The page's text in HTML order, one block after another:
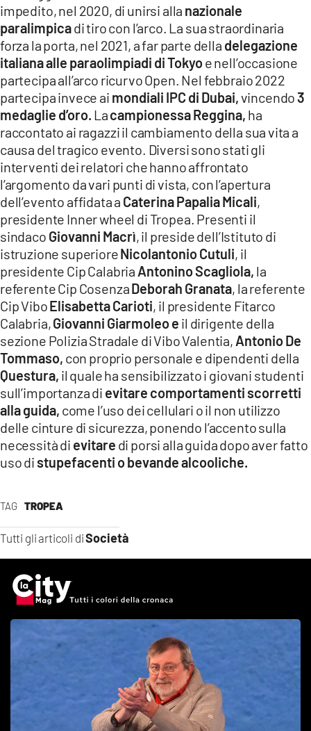
ILREGGINO.IT
COSENZACHANNEL.IT
ILVIBONESE.IT
CATANZAROCHANNEL.IT
LACAPITALENEWS.IT
App
ANDROID
APPLE
TAG TROPEA
Tutti gli articoli diSocietà
impedito, nel 2020, di unirsi alla nazionale
paralimpicadi tiro con l’arco. La sua straordinaria
forza la porta, nel 2021, a far parte della delegazione
italiana alle paraolimpiadi di Tokyoe nell’occasione
partecipa all’arco ricurvo Open. Nel febbraio 2022
partecipa invece ai mondiali IPC di Dubai,vincendo3
medaglie d’oro. Lacampionessa Reggina, ha
raccontato ai ragazzi il cambiamento della sua vita a
causa del tragico evento. Diversi sono stati gli
interventi dei relatori che hanno affrontato
l’argomento da vari punti di vista, con l’apertura
dell’evento affidata a Caterina Papalia Micali,
presidente Inner wheel di Tropea. Presenti il
sindaco Giovanni Macrì, il preside dell’Istituto di
istruzione superioreNicolantonio Cutuli, il
presidente Cip Calabria Antonino Scagliola, la
referente Cip CosenzaDeborah Granata, la referente
Cip ViboElisabetta Carioti, il presidente Fitarco
Calabria,Giovanni Giarmoleo e il dirigente della
sezione Polizia Stradale di Vibo Valentia, Antonio De
Tommaso, con proprio personale e dipendenti della
Questura, il quale ha sensibilizzato i giovani studenti
sull’importanza di evitare comportamenti scorretti
alla guida, come l’uso dei cellulari o il non utilizzo
delle cinture di sicurezza, ponendo l’accento sulla
necessità di evitare di porsi alla guida dopo aver fatto
uso di stupefacenti o bevande alcooliche.